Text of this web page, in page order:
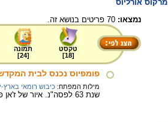
מרקוס אורליוס
נמצאו:
טקסט
[
18
]
תמונה
[
24
]
פומפיוס נכנס לבית
מילות המפתח: כיבוש רומאי
שנת 63 לפסה"נ. איור של ז'אן פוקה לכתב יד של הספר "קדמוניות היהודים" של יוסף בן מתתיהו, צרפת המאה ה- 15.